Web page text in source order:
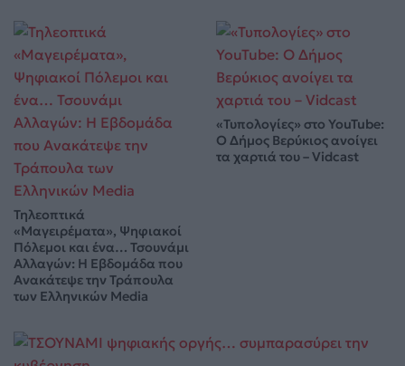
Τηλεοπτικά
«Μαγειρέματα», Ψηφιακοί
Πόλεμοι και ένα… Τσουνάμι
Αλλαγών: Η Εβδομάδα που
Ανακάτεψε την Τράπουλα
των Ελληνικών Media
«Τυπολογίες» στο YouTube:
Ο Δήμος Βερύκιος ανοίγει
τα χαρτιά του – Vidcast